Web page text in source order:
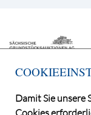
Damit Sie unsere
Cookies